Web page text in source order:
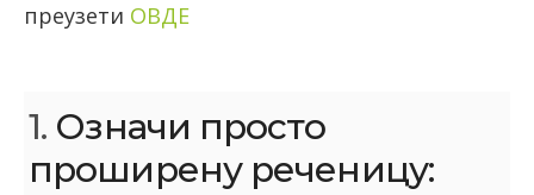
преузети ОВДЕ
1. Означи просто
проширену реченицу: